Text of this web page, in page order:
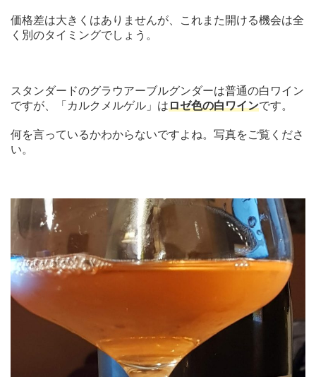
価格差は大きくはありませんが、これまた開ける機会は全
く別のタイミングでしょう。
スタンダードのグラウアーブルグンダーは普通の白ワイン
ですが、「カルクメルゲル」はロゼ色の白ワインです。
何を言っているかわからないですよね。写真をご覧くださ
い。